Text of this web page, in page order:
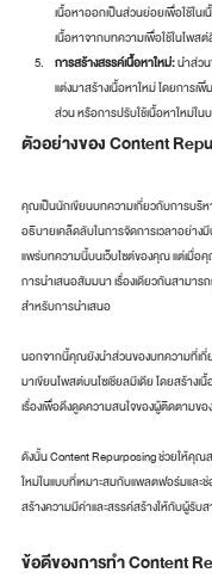
เนื้อหาออกเป็นส่วนย่อยเพื่อใช้ใน
เนื้อหาจากบทความเพื่อใช้ในโพส
การสร้างสรรค์เนื้อหาใหม่: นำส่วน
แต่งมาสร้างเนื้อหาใหม่ โดยการเ
ส่วน หรือการปรับใช้เนื้อหาใหม่ใน
ตัวอย่างของ Content
คุณเป็นนักเขียนบทความเกี่ยวกับการบริ
อธิบายเคล็ดลับในการจัดการเวลาอย่า
แพร่บทความนี้บนเว็บไซต์ของคุณ แต่เมื่อ
การนำเสนอสัมมนา เรื่องเดียวกันสามาร
สำหรับการนำเสนอ
นอกจากนี้คุณยังนำส่วนของบทความที่เกี่ย
มาเขียนโพสต์บนโซเชียลมีเดีย โดยสร้าง
เรื่องเพื่อดึงดูดความสนใจของผู้ติดตามข
ดังนั้น Content Repurposing ช่วยให้คุณ
ใหม่ในแบบที่เหมาะสมกับแพลตฟอร์มและ
สร้างความมีค่าและสรรค์สร้างให้กับผู้รับ
ข้อดีของการทำ Content